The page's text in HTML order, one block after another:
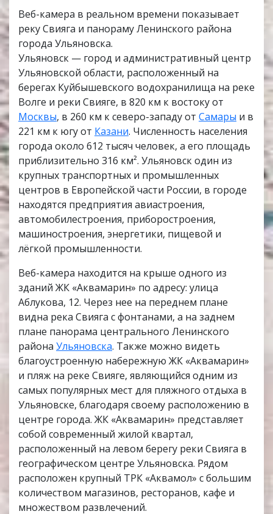
Веб-камера в реальном времени показывает
реку Свияга и панораму Ленинского района
города Ульяновска.
Ульяновск — город и административный центр
Ульяновской области, расположенный на
берегах Куйбышевского водохранилища на реке
Волге и реки Свияге, в 820 км к востоку от
Москвы, в 260 км к северо-западу от Самары и в
221 км к югу от Казани. Численность населения
города около 612 тысяч человек, а его площадь
приблизительно 316 км². Ульяновск один из
крупных транспортных и промышленных
центров в Европейской части России, в городе
находятся предприятия авиастроения,
автомобилестроения, приборостроения,
машиностроения, энергетики, пищевой и
лёгкой промышленности.
Веб-камера находится на крыше одного из
зданий ЖК «Аквамарин» по адресу: улица
Аблукова, 12. Через нее на переднем плане
видна река Свияга с фонтанами, а на заднем
плане панорама центрального Ленинского
района Ульяновска. Также можно видеть
благоустроенную набережную ЖК «Аквамарин»
и пляж на реке Свияге, являющийся одним из
самых популярных мест для пляжного отдыха в
Ульяновске, благодаря своему расположению в
центре города. ЖК «Аквамарин» представляет
собой современный жилой квартал,
расположенный на левом берегу реки Свияга в
географическом центре Ульяновска. Рядом
расположен крупный ТРК «Аквамол» с большим
количеством магазинов, ресторанов, кафе и
множеством развлечений.